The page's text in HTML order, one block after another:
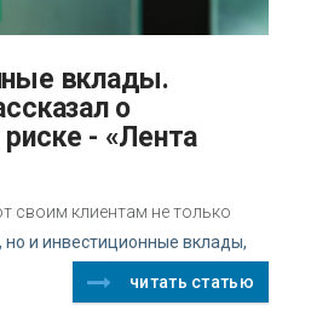
о
- «Лента
своим клиентам не только
и инвестиционные вклады,
читать статью